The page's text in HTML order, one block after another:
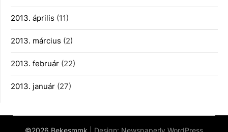
2013. április (11)
2013. március (2)
2013. február (22)
2013. január (27)
©2026 Bekesmmk | Design: Newspaperly WordPress